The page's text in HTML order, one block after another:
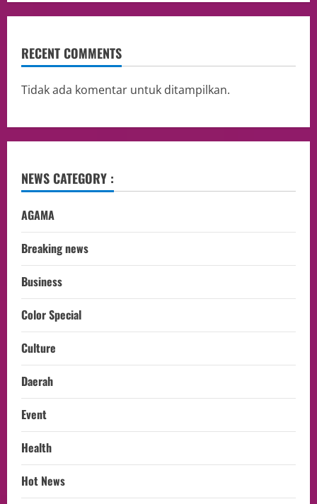
RECENT COMMENTS
Tidak ada komentar untuk ditampilkan.
NEWS CATEGORY :
AGAMA
Breaking news
Business
Color Special
Culture
Daerah
Event
Health
Hot News